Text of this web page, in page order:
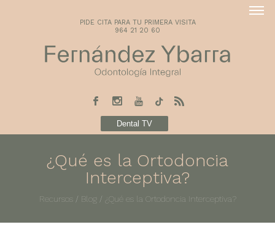
PIDE CITA PARA TU PRIMERA VISITA
964 21 20 60
Dental TV
¿Qué es la Ortodoncia
Interceptiva?
Recursos/ Blog/ ¿Qué es la Ortodoncia Interceptiva?